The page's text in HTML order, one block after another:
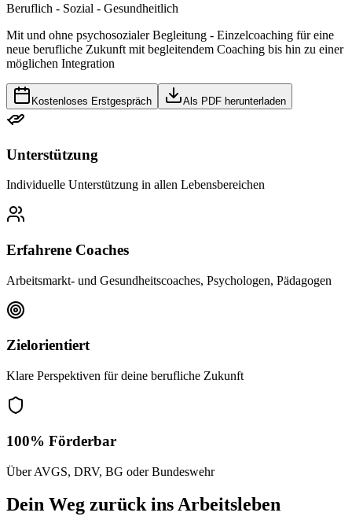
Beruflich - Sozial - Gesundheitlich
Mit und ohne psychosozialer Begleitung - Einzelcoaching für eine
neue berufliche Zukunft mit begleitendem Coaching bis hin zu einer
möglichen Integration
Kostenloses Erstgespräch Als PDF herunterladen
Unterstützung
Individuelle Unterstützung in allen Lebensbereichen
Erfahrene Coaches
Arbeitsmarkt- und Gesundheitscoaches, Psychologen, Pädagogen
Zielorientiert
Klare Perspektiven für deine berufliche Zukunft
100% Förderbar
Über AVGS, DRV, BG oder Bundeswehr
Dein Weg zurück ins Arbeitsleben